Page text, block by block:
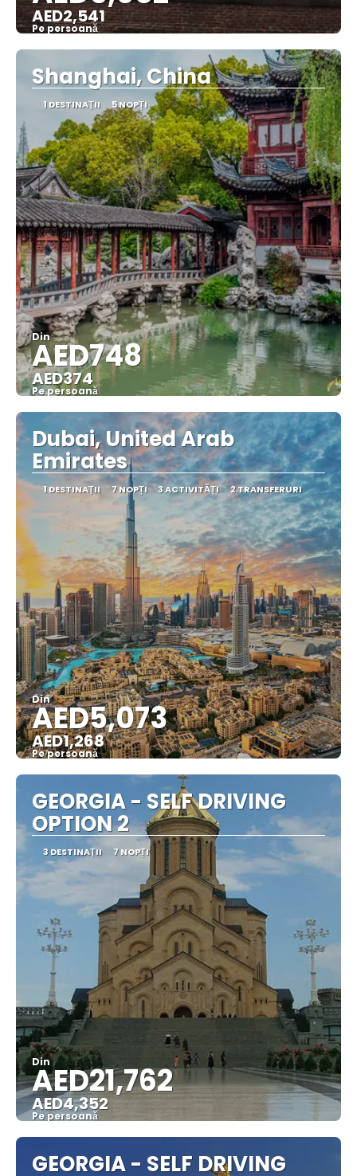
AED2,541
Pe persoană
Vedea
Shanghai, China
1 DESTINAŢII 5 NOPȚI
Din
AED748
AED374
Pe persoană
Vedea
Dubai, United Arab
Emirates
1 DESTINAŢII 7 NOPȚI 3 ACTIVITĂȚI 2 TRANSFERURI
Din
AED5,073
AED1,268
Pe persoană
Vedea
GEORGIA - SELF DRIVING
OPTION 2
3 DESTINAŢII 7 NOPȚI
Din
AED21,762
AED4,352
Pe persoană
Vedea
GEORGIA - SELF DRIVING